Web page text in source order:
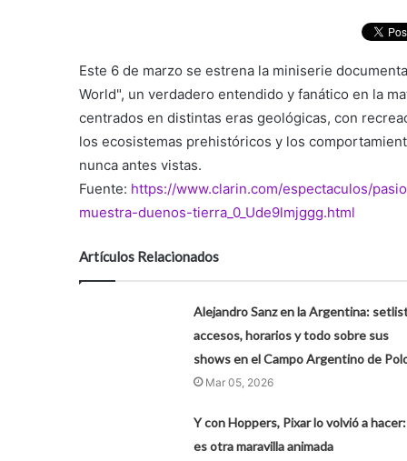
Este 6 de marzo se estrena la miniserie
World", un verdadero entendido y fanático en la
centrados en distintas eras geológicas, con
los ecosistemas prehistóricos y los
nunca antes vistas.
Fuente: https://www.clarin.com/espectaculos/
muestra-duenos-tierra_0_Ude9lmjggg.html
Artículos Relacionados
Alejandro Sanz en la Argentina:
accesos, horarios y todo sobre sus
shows en el Campo Argentino de
Mar 05, 2026
Y con Hoppers, Pixar lo volvió a hacer:
es otra maravilla animada